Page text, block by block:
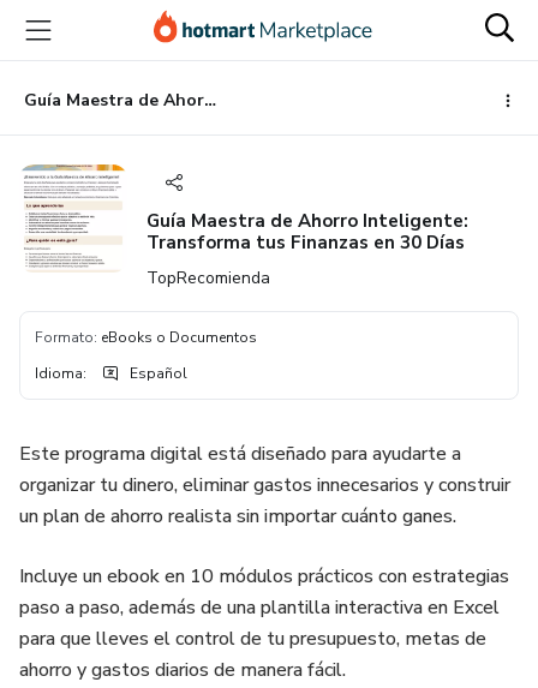
principal
página
de
página
Guía Maestra de Ahorro Inteligente: Transforma tus Finanzas en 30 Días
Guía Maestra de Ahorro Inteligente:
Transforma tus Finanzas en 30 Días
TopRecomienda
Formato: eBooks o Documentos
Idioma: Español
Este programa digital está diseñado para ayudarte a
organizar tu dinero, eliminar gastos innecesarios y construir
un plan de ahorro realista sin importar cuánto ganes.
Incluye un ebook en 10 módulos prácticos con estrategias
paso a paso, además de una plantilla interactiva en Excel
para que lleves el control de tu presupuesto, metas de
ahorro y gastos diarios de manera fácil.